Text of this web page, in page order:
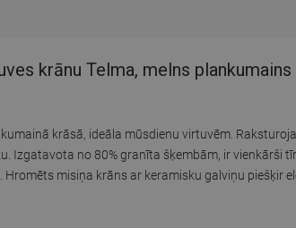
krānu Telma, melns
krāsā, ideāla mūsdienu virtuvēm.
Izgatavota no 80% granīta šķembām, ir vienkārši
misiņa krāns ar keramisku galviņu piešķir